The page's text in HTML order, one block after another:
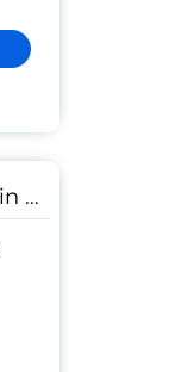
Sectigo Multi-Domain Wildcard SSL